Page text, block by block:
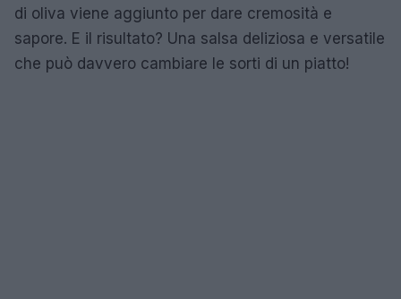
di oliva viene aggiunto per dare cremosità e
sapore. E il risultato? Una salsa deliziosa e versatile
che può davvero cambiare le sorti di un piatto!